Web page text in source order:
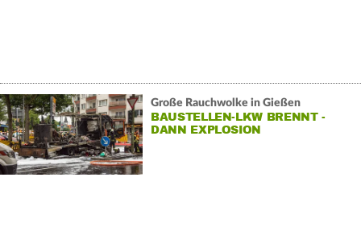
Große Rauchwolke in Gießen
BAUSTELLEN-LKW BRENNT -
DANN EXPLOSION